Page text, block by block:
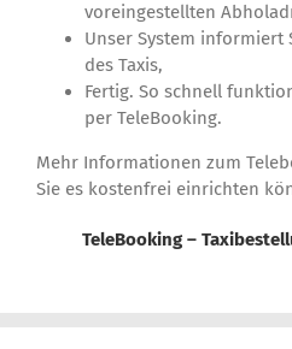
voreingestellten
Unser System informiert
des Taxis,
Fertig. So schnell
per TeleBooking.
Mehr Informationen zum
Sie es kostenfrei einrichten
TeleBooking –